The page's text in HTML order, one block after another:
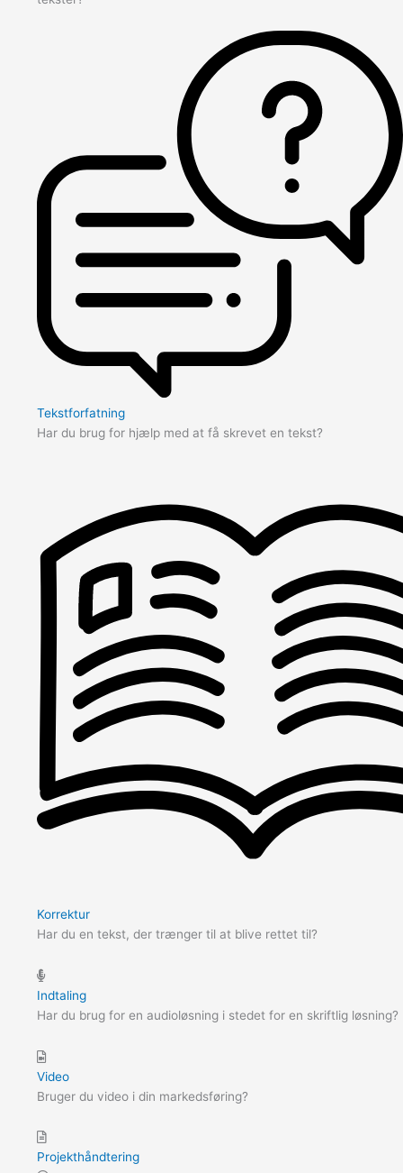
Tekstforfatning
Har du brug for hjælp med at få skrevet en tekst?
Korrektur
Har du en tekst, der trænger til at blive rettet til?
Indtaling
Har du brug for en audioløsning i stedet for en skriftlig løsning?
Video
Bruger du video i din markedsføring?
Projekthåndtering